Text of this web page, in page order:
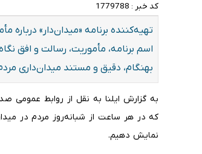
کد خبر : 1779788
تهیه‌کننده برنامه «میدان‌دار»
اسم برنامه، مأموریت، رسالت و افق
بهنگام، دقیق و مستند میدان‌داری
به گزارش ایلنا به نقل از روابط عمومی
که در هر ساعت از شبانه‌روز مردم در
نمایش دهیم.